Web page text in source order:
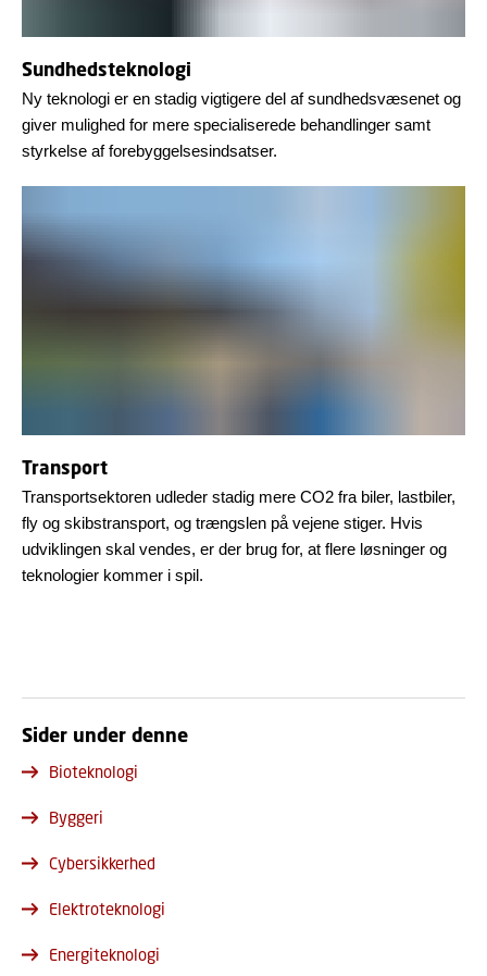
Sundhedsteknologi
Ny teknologi er en stadig vigtigere del af sundhedsvæsenet og
giver mulighed for mere specialiserede behandlinger samt
styrkelse af forebyggelsesindsatser.
Transport
Transportsektoren udleder stadig mere CO2 fra biler, lastbiler,
fly og skibstransport, og trængslen på vejene stiger. Hvis
udviklingen skal vendes, er der brug for, at flere løsninger og
teknologier kommer i spil.
Sider under denne
Bioteknologi
Byggeri
Cybersikkerhed
Elektroteknologi
Energiteknologi